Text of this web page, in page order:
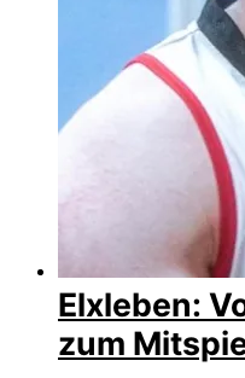
Elxleben:
zum